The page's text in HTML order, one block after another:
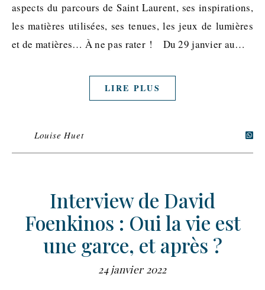
aspects du parcours de Saint Laurent, ses inspirations,
les matières utilisées, ses tenues, les jeux de lumières
et de matières… À ne pas rater ! Du 29 janvier au…
LIRE PLUS
Louise Huet
Interview de David
Foenkinos : Oui la vie est
une garce, et après ?
24 janvier 2022